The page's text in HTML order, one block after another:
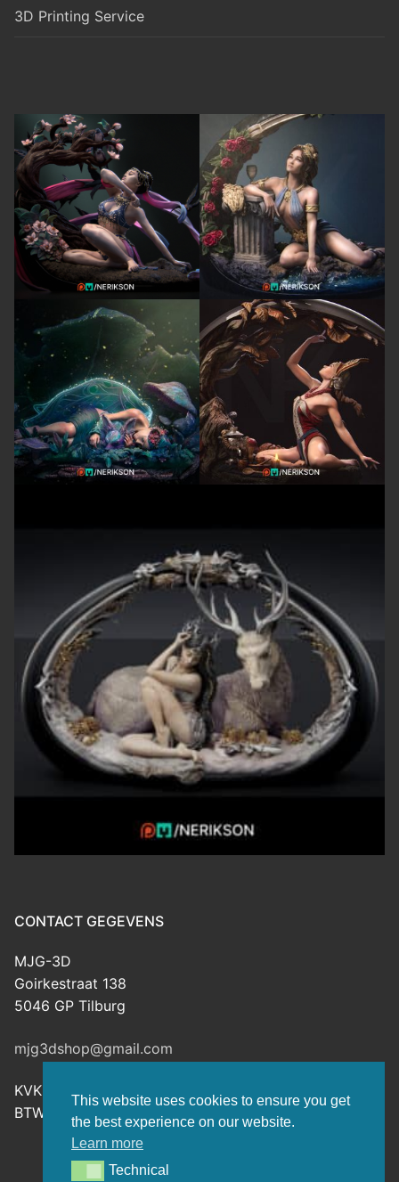
This website uses cookies to ensure you get
the best experience on our website.
Learn more
TechnicalTechnical
3D Printing Service
CONTACT GEGEVENS
MJG-3D
Goirkestraat 138
5046 GP Tilburg
mjg3dshop@gmail.com
KVK: 80143601
BTW-nr: NL003398508B26